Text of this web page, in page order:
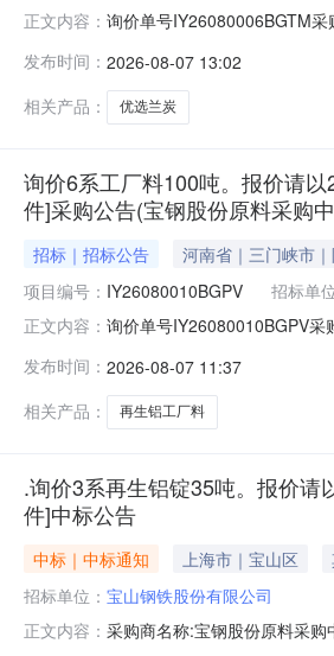
正文内容： 询价单号IY26080006BGTM
二、保证金额度：2000000.0
发布时间： 2026-08-07 13:02
相关产品：
优选兰炭
询价6系工厂料100吨。报价请
件]采购公告(宝钢股份原料采购
招标｜招标公告 河南省｜三门峡市
项目编号： IY26080010BGPV 招标单
正文内容： 询价单号IY26080010BGPV
度：0.0元三、商务条款：定
发布时间： 2026-08-07 11:37
相关产品：
再生铝工厂料
.询价3系再生铝锭35吨。报价
件]中标公告
中标｜中标通知 上海市｜宝山区
招标单位： 宝山钢铁股份有限公司
正文内容： 采购商名称:宝钢股份原料采